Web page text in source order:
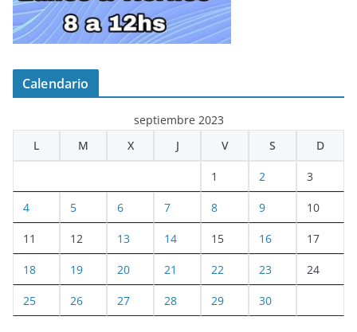
Calendario
septiembre 2023
L
M X J V S D
1 2 3
4 5 6 7 8 9 10
11 12 13 14 15 16 17
18 19 20 21 22 23 24
25 26 27 28 29 30